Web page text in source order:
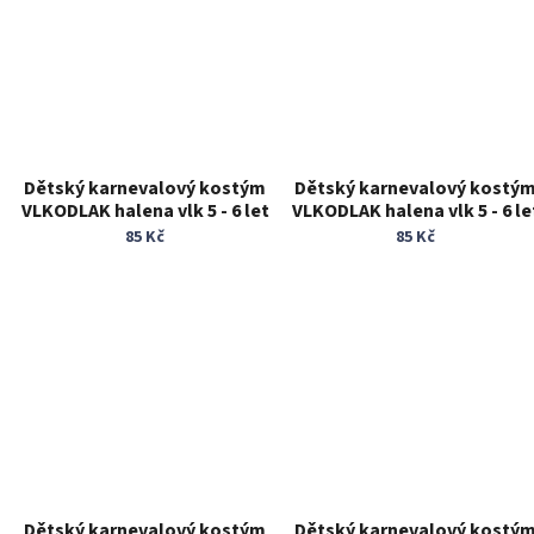
Dětský karnevalový kostým
VLKODLAK halena vlk 5 - 6 let
zvířecí kostým
85 Kč
Dětský karnevalový kostým
VLKODLAK halena vlk 5 - 6
zvířecí kostým
85 Kč